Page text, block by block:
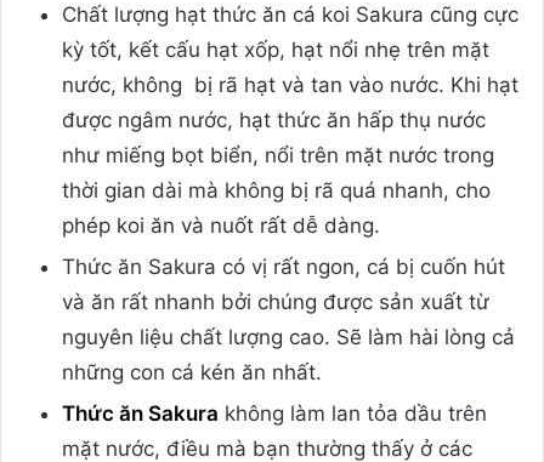
Chất lượng hạt thức ăn cá koi Sakura cũng cực
kỳ tốt, kết cấu hạt xốp, hạt nổi nhẹ trên mặt
nước, không bị rã hạt và tan vào nước. Khi hạt
được ngâm nước, hạt thức ăn hấp thụ nước
như miếng bọt biển, nổi trên mặt nước trong
thời gian dài mà không bị rã quá nhanh, cho
phép koi ăn và nuốt rất dễ dàng.
Thức ăn Sakura có vị rất ngon, cá bị cuốn hút
và ăn rất nhanh bởi chúng được sản xuất từ
nguyên liệu chất lượng cao. Sẽ làm hài lòng cả
những con cá kén ăn nhất.
Thức ăn Sakura không làm lan tỏa dầu trên
mặt nước, điều mà bạn thường thấy ở các